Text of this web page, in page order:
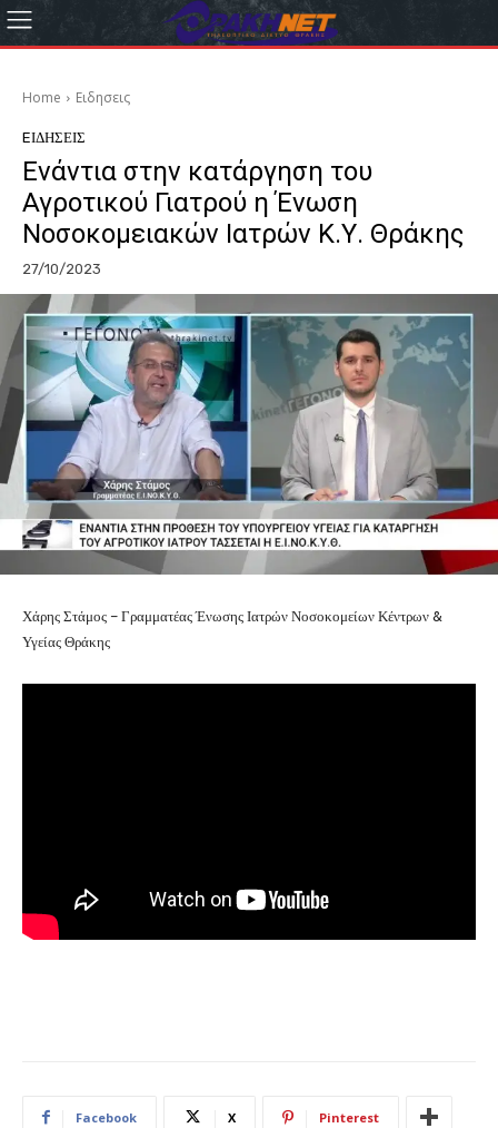
Home Eιδησεις
EΙΔΗΣΕΙΣ
Ενάντια στην κατάργηση του
Αγροτικού Γιατρού η Ένωση
Νοσοκομειακών Ιατρών Κ.Υ. Θράκης
27/10/2023
Χάρης Στάμος – Γραμματέας Ένωσης Ιατρών Νοσοκομείων Κέντρων &
Υγείας Θράκης
Facebook X Pinterest